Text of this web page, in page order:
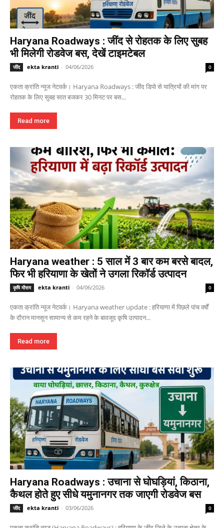
Haryana Roadways : जींद से रोहतक के लिए सुबह
भी मिलेगी रोडवेज बस, देखें टाइमटेबल
जींद ekta kranti - 04/06/2026 0
एकता क्रांति न्यूज नेटवर्क। Haryana Roadways : जींद डिपो से यात्रियों की मांग पर
रोहतक के लिए सुबह सात बजकर 30 मिनट पर बस...
Read more
Haryana weather : 5 साल में 3 बार कम बरसे बादल,
फिर भी हरियाणा के खेतों ने उगला रिकॉर्ड उत्पादन
कृषि मौसम ekta kranti - 04/06/2026 0
एकता क्रांति न्यूज नेटवर्क। Haryana weather update : हरियाणा में पिछले पांच वर्षों
के दौरान मानसून सामान्य से कम रहने के बावजूद कृषि उत्पादन...
Read more
Haryana Roadways : उचाना से घोघड़ियां, किठाना,
कैथल होते हुए सीधे यमुनानगर तक जाएगी रोडवेज बस
जींद ekta kranti - 03/06/2026 0